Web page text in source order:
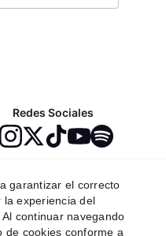
Redes Sociales
garantizar el correcto
la experiencia del
continuar navegando
de cookies conforme a